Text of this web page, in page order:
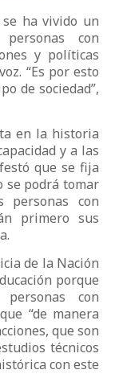
ha vivido un
con
y políticas
“Es por esto
de sociedad”,
en la historia
y a las
que se fija
se podrá tomar
personas con
primero sus
de la Nación
porque
con
“de manera
que son
técnicos
con este